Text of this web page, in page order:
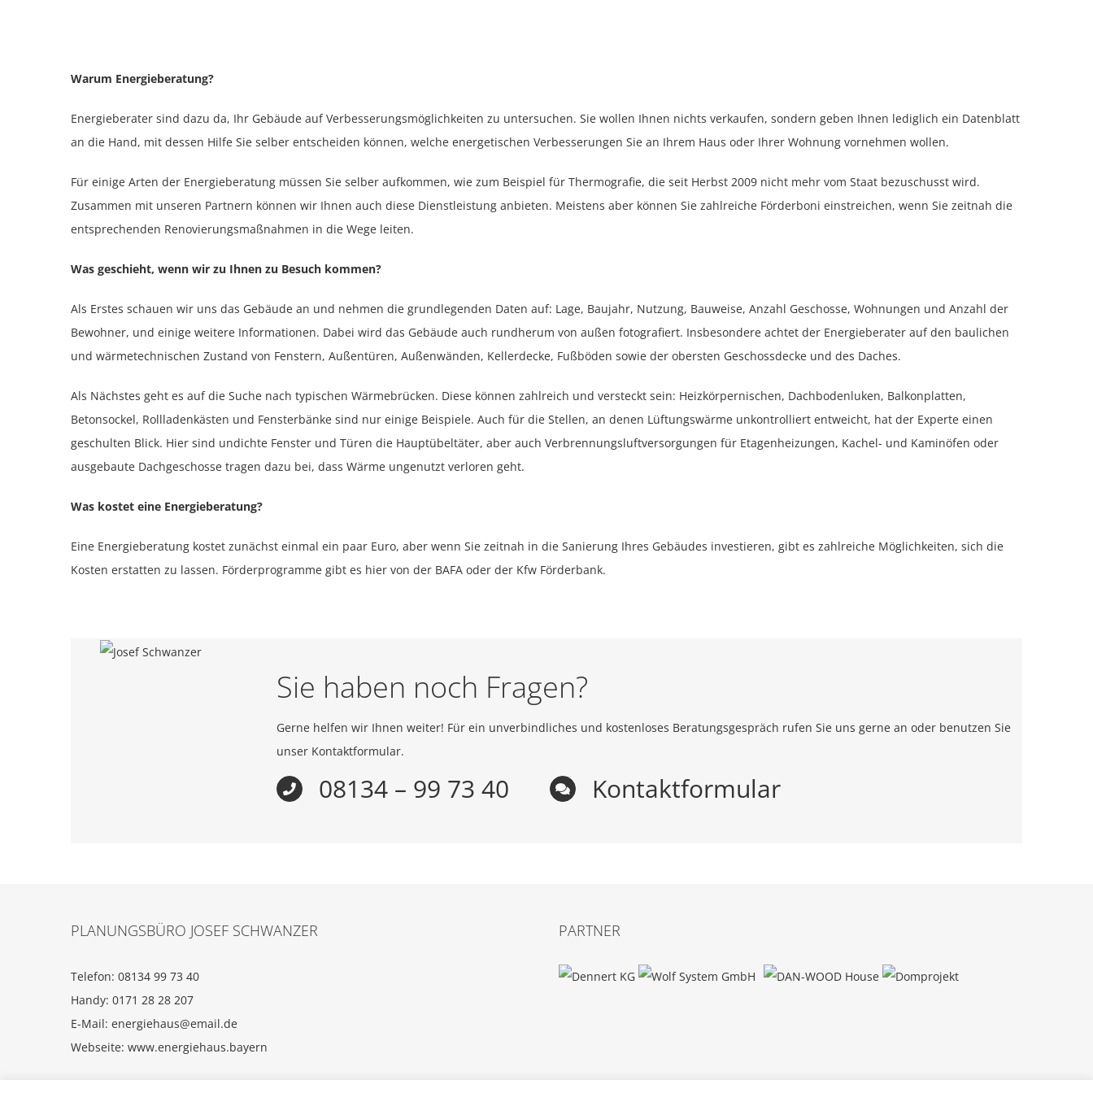
Warum Energieberatung?
Energieberater sind dazu da, Ihr Gebäude auf Verbesserungsmöglichkeiten zu untersuchen. Sie wollen Ihnen nichts verkaufen, sondern geben Ihnen lediglich ein Datenblatt
an die Hand, mit dessen Hilfe Sie selber entscheiden können, welche energetischen Verbesserungen Sie an Ihrem Haus oder Ihrer Wohnung vornehmen wollen.
Für einige Arten der Energieberatung müssen Sie selber aufkommen, wie zum Beispiel für Thermografie, die seit Herbst 2009 nicht mehr vom Staat bezuschusst wird.
Zusammen mit unseren Partnern können wir Ihnen auch diese Dienstleistung anbieten. Meistens aber können Sie zahlreiche Förderboni einstreichen, wenn Sie zeitnah die
entsprechenden Renovierungsmaßnahmen in die Wege leiten.
Was geschieht, wenn wir zu Ihnen zu Besuch kommen?
Als Erstes schauen wir uns das Gebäude an und nehmen die grundlegenden Daten auf: Lage, Baujahr, Nutzung, Bauweise, Anzahl Geschosse, Wohnungen und Anzahl der
Bewohner, und einige weitere Informationen. Dabei wird das Gebäude auch rundherum von außen fotografiert. Insbesondere achtet der Energieberater auf den baulichen
und wärmetechnischen Zustand von Fenstern, Außentüren, Außenwänden, Kellerdecke, Fußböden sowie der obersten Geschossdecke und des Daches.
Als Nächstes geht es auf die Suche nach typischen Wärmebrücken. Diese können zahlreich und versteckt sein: Heizkörpernischen, Dachbodenluken, Balkonplatten,
Betonsockel, Rollladenkästen und Fensterbänke sind nur einige Beispiele. Auch für die Stellen, an denen Lüftungswärme unkontrolliert entweicht, hat der Experte einen
geschulten Blick. Hier sind undichte Fenster und Türen die Hauptübeltäter, aber auch Verbrennungsluftversorgungen für Etagenheizungen, Kachel- und Kaminöfen oder
ausgebaute Dachgeschosse tragen dazu bei, dass Wärme ungenutzt verloren geht.
Was kostet eine Energieberatung?
Eine Energieberatung kostet zunächst einmal ein paar Euro, aber wenn Sie zeitnah in die Sanierung Ihres Gebäudes investieren, gibt es zahlreiche Möglichkeiten, sich die
Kosten erstatten zu lassen. Förderprogramme gibt es hier von der BAFA oder der Kfw Förderbank.
Sie haben noch Fragen?
Gerne helfen wir Ihnen weiter! Für ein unverbindliches und kostenloses Beratungsgespräch rufen Sie uns gerne an oder benutzen Sie
unser Kontaktformular.
08134 – 99 73 40 Kontaktformular
PLANUNGSBÜRO JOSEF SCHWANZER
Telefon: 08134 99 73 40
Handy: 0171 28 28 207
E-Mail: energiehaus@email.de
Webseite: www.energiehaus.bayern
PARTNER